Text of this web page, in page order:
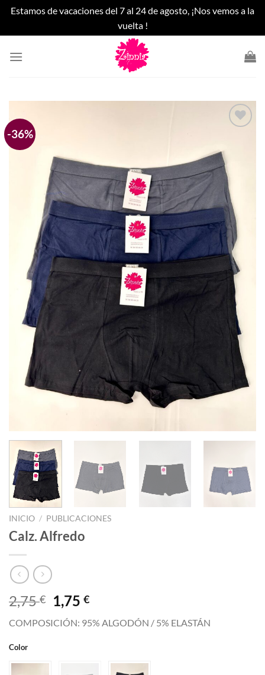
Estamos de vacaciones del 7 al 24 de agosto, ¡Nos vemos a la
vuelta !
-36%
deseos
INICIO / PUBLICACIONES
Calz. Alfredo
2,75€
El
precio
original
1,75€El
actual
COMPOSICIÓN: 95% ALGODÓN / 5% ELASTÁN
Color